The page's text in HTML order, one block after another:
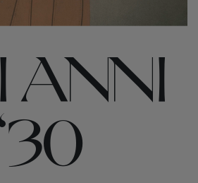
ANNI
‘30